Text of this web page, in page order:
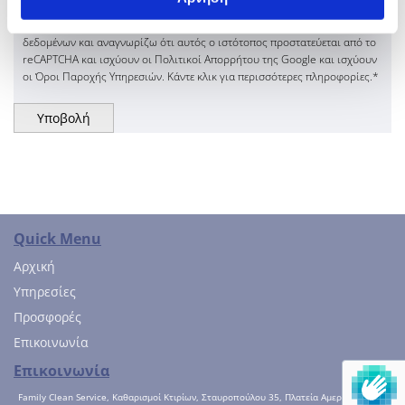
Συμφωνώ με την εγγραφή και διατήρηση των προσωπικών μου
δεδομένων και αναγνωρίζω ότι αυτός ο ιστότοπος προστατεύεται από το
reCAPTCHA και ισχύουν οι Πολιτικοί Απορρήτου της Google και ισχύουν
οι Όροι Παροχής Υπηρεσιών. Κάντε κλικ για περισσότερες πληροφορίες.*
Quick Menu
Αρχική
Υπηρεσίες
Προσφορές
Επικοινωνία
Επικοινωνία
Family Clean Service, Καθαρισμοί Κτιρίων, Σταυροπούλου 35, Πλατεία Αμερικής,